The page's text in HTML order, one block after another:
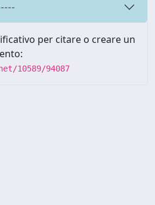
per citare o creare un
10589/94087